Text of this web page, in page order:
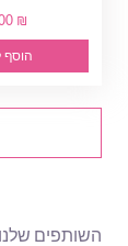
₪
הוסף
השותפים שלנו